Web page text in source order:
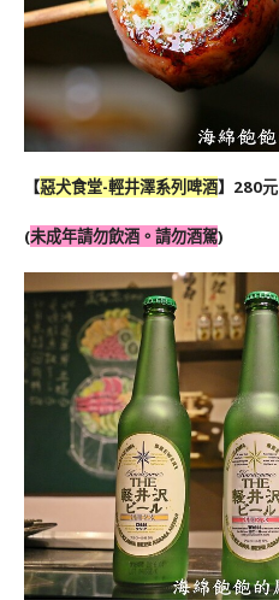
【惡犬食堂-輕井澤系列啤酒】280元
(未成年請勿飲酒。請勿酒駕)